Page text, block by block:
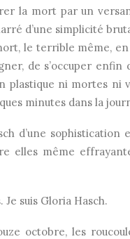
la mort par un
d’une simplicité
le terrible même,
de s’occuper enfin
ni mortes ni
minutes dans la
d’une sophistication
elles même
suis Gloria Hasch.
octobre, les